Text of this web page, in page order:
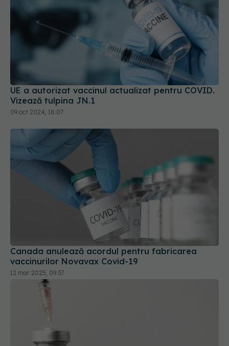
UE a autorizat vaccinul actualizat pentru COVID.
Vizează tulpina JN.1
Canada anulează acordul pentru fabricarea
vaccinurilor Novavax Covid-19